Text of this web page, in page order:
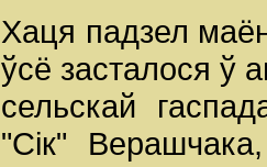
Хаця падзел
ўсё засталося ў
сельскай
"Сік"